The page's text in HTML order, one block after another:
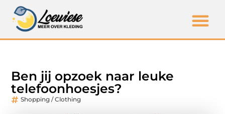
Ben jij opzoek naar leuke
telefoonhoesjes?
Shopping / Clothing